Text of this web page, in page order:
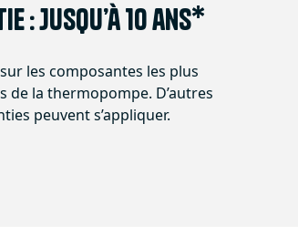
: Jusqu’à 10 ans*
les composantes les plus
de la thermopompe. D’autres
peuvent s’appliquer.